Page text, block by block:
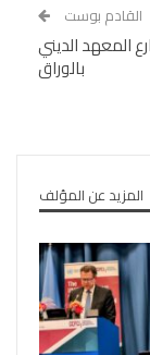
القادم بوست
المعهد الديني
بالوراق
المزيد عن المؤلف